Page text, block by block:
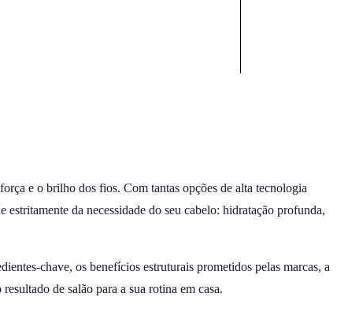
e o brilho dos fios. Com tantas opções de alta tecnologia
da necessidade do seu cabelo: hidratação profunda,
chave, os benefícios estruturais prometidos pelas marcas, a
de salão para a sua rotina em casa.